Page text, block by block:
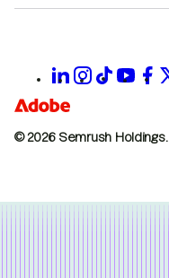
© 2026 Semrush Holdings.